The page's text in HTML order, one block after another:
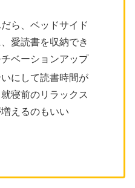
ら、ベッドサイド
愛読書を収納でき
ベーションアップ
にして読書時間が
寝前のリラックス
えるのもいい